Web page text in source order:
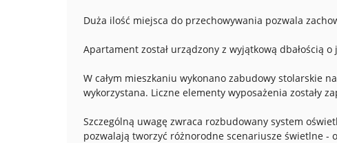
Duża ilość miejsca do przechowywania pozwala
Apartament został urządzony z wyjątkową dbałością
W całym mieszkaniu wykonano zabudowy stolarskie
wykorzystana. Liczne elementy wyposażenia zostały
Szczególną uwagę zwraca rozbudowany system
pozwalają tworzyć różnorodne scenariusze świetlne -